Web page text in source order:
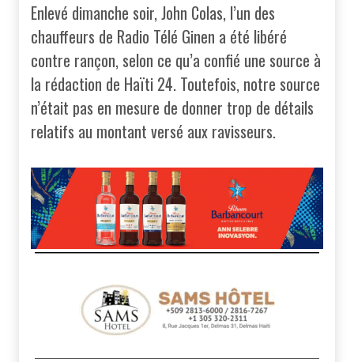
Enlevé dimanche soir, John Colas, l’un des
chauffeurs de Radio Télé Ginen a été libéré
contre rançon, selon ce qu’a confié une source à
la rédaction de Haïti 24. Toutefois, notre source
n’était pas en mesure de donner trop de détails
relatifs au montant versé aux ravisseurs.